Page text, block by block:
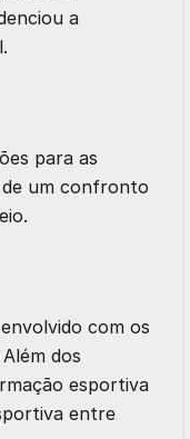
a
para as
um confronto
com os
dos
esportiva
entre